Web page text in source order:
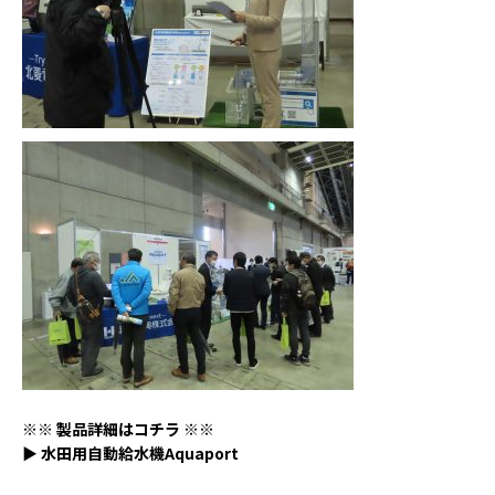
※※ 製品詳細はコチラ ※※
▶ 水田用自動給水機Aquaport